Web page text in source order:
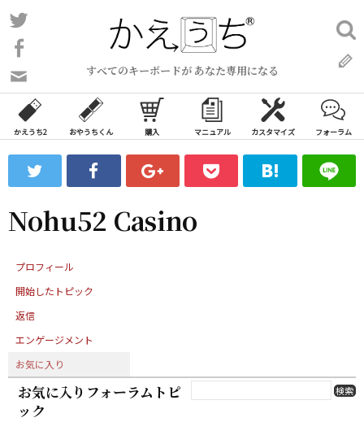
コ
ン
ン
ツ
ス
ッ
プ
すべてのキーボードが あなた専用になる
い
合
わ
フ
ォ
ム
検
索:
かえうち2 おやうちくん 購入 マニュアル カスタマイズ フォーラム
Nohu52 Casino
プロフィール
開始したトピック
返信
エンゲージメント
お気に入り
お気に入りフォーラムトピ
ック